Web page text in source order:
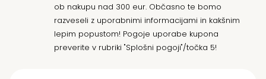
ob nakupu nad 300 eur. Občasno te bomo
razveseli z uporabnimi informacijami in kakšnim
lepim popustom! Pogoje uporabe kupona
preverite v rubriki "Splošni pogoji"/točka 5!